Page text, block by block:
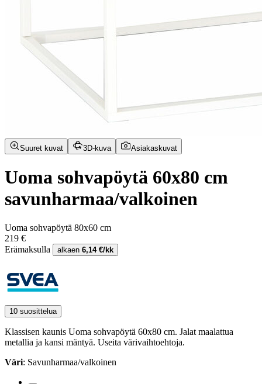
Suuret kuvat 3D-kuva Asiakaskuvat
Uoma sohvapöytä 60x80 cm
savunharmaa/valkoinen
Uoma sohvapöytä 80x60 cm
219 €
Erämaksulla
alkaen 6,14 €/kk
10 suosittelua
Klassisen kaunis Uoma sohvapöytä 60x80 cm. Jalat maalattua
metallia ja kansi mäntyä. Useita värivaihtoehtoja.
Väri: Savunharmaa/valkoinen